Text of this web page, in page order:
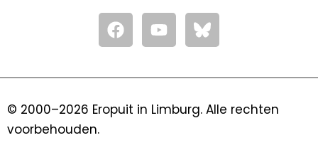
F
a
c
o
Y
o
u
b
© 2000–2026 Eropuit in Limburg. Alle rechten
voorbehouden.